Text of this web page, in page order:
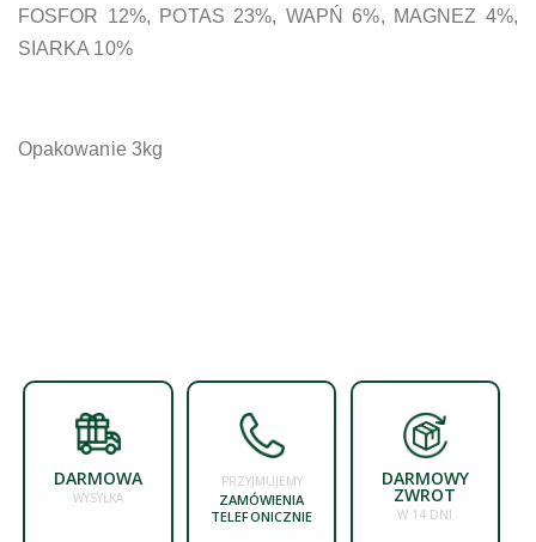
FOSFOR 12%, POTAS 23%, WAPŃ 6%, MAGNEZ 4%,
SIARKA 10%
Opakowanie 3kg
DARMOWA
WYSYŁKA
PRZYJMUJEMY
ZAMÓWIENIA
TELEFONICZNIE
DARMOWY
ZWROT
W 14 DNI